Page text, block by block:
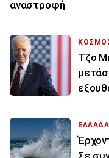
αναστροφή
Τζο
ΕΛΛΑΔΑ